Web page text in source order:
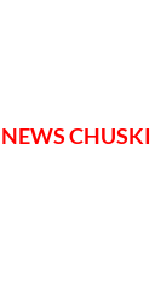
NEWS CHUSKI